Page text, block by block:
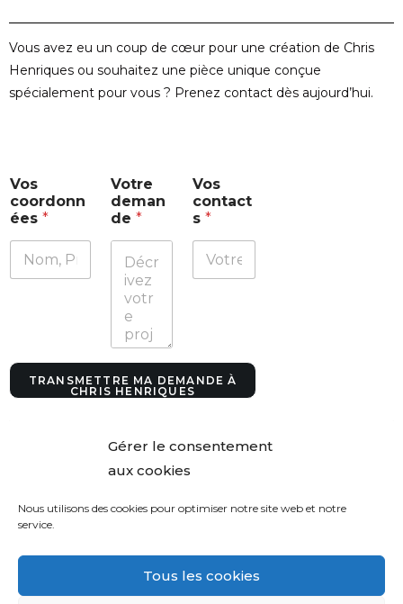
Gérer le consentement
aux cookies
Nous utilisons des cookies pour optimiser notre site web et notre
service.
Tous les cookies
Vous avez eu un coup de cœur pour une création de Chris
Henriques ou souhaitez une pièce unique conçue
spécialement pour vous ? Prenez contact dès aujourd’hui.
Vos
coordonn
ées *
Votre
deman
de *
*
Vos
contact
s*
TRANSMETTRE MA DEMANDE À
CHRIS HENRIQUES